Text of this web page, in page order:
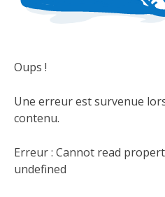
Oups !
Une erreur est survenue
contenu.
Erreur : Cannot read
undefined